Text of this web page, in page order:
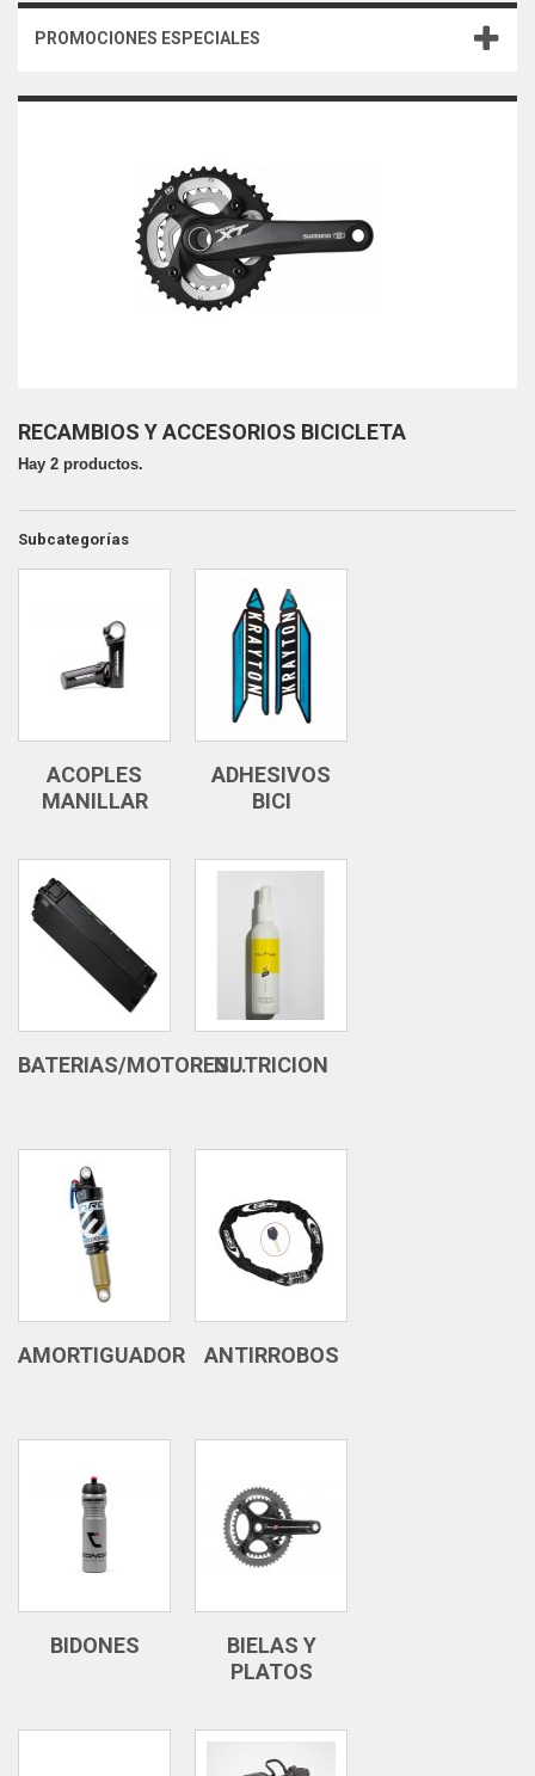
PROMOCIONES ESPECIALES
RECAMBIOS Y ACCESORIOS BICICLETA
Hay 2 productos.
Subcategorías
ACOPLES
MANILLAR
ADHESIVOS
BICI
BATERIAS/MOTORES...NUTRICION
AMORTIGUADOR ANTIRROBOS
BIDONES
BIELAS Y
PLATOS